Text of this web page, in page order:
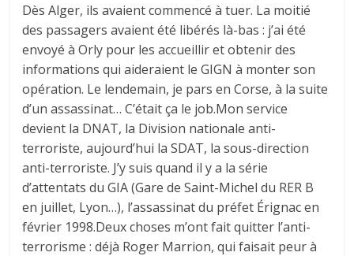
Dès Alger, ils avaient commencé à tuer. La moitié
des passagers avaient été libérés là-bas : j’ai été
envoyé à Orly pour les accueillir et obtenir des
informations qui aideraient le GIGN à monter son
opération. Le lendemain, je pars en Corse, à la suite
d’un assassinat… C’était ça le job.Mon service
devient la DNAT, la Division nationale anti-
terroriste, aujourd’hui la SDAT, la sous-direction
anti-terroriste. J’y suis quand il y a la série
d’attentats du GIA (Gare de Saint-Michel du RER B
en juillet, Lyon…), l’assassinat du préfet Érignac en
février 1998.Deux choses m’ont fait quitter l’anti-
terrorisme : déjà Roger Marrion, qui faisait peur à